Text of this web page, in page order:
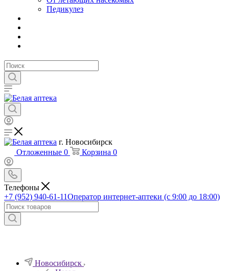
Педикулез
г. Новосибирск
Отложенные 0 Корзина 0
Телефоны
+7 (952) 940-61-11Оператор интернет-аптеки (с 9:00 до 18:00)
Новосибирск